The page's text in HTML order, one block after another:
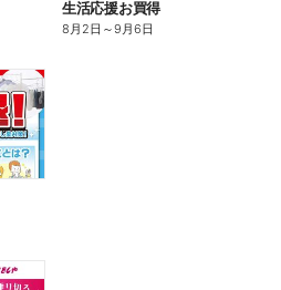
生活応援お買得
8月2日 ～9月6日